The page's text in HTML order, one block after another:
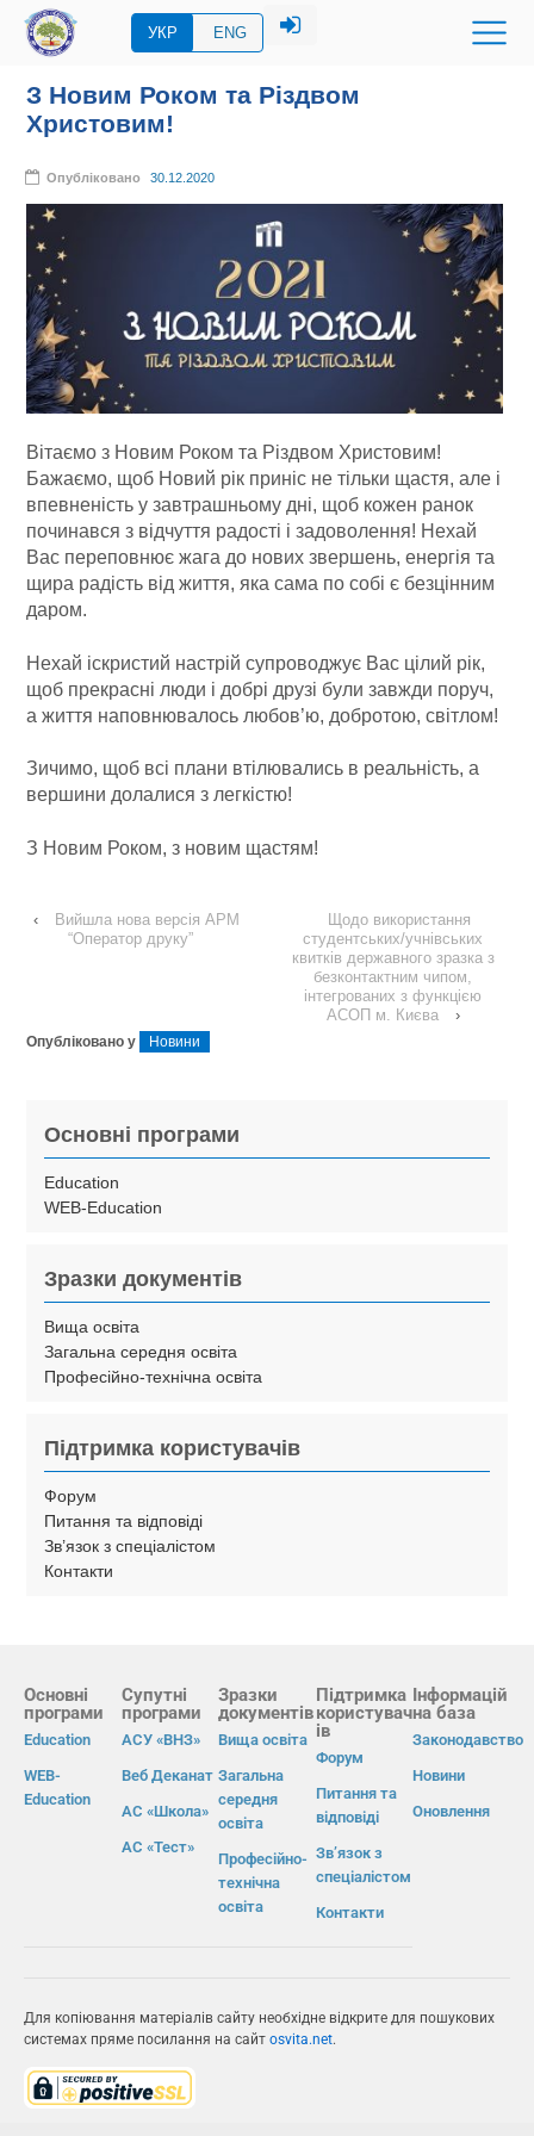
УКР ENG
З Новим Роком та Різдвом
Христовим!
Опубліковано 30.12.2020
Вітаємо з Новим Роком та Різдвом Христовим!
Бажаємо, щоб Новий рік приніс не тільки щастя, але і
впевненість у завтрашньому дні, щоб кожен ранок
починався з відчуття радості і задоволення! Нехай
Вас переповнює жага до нових звершень, енергія та
щира радість від життя, яка сама по собі є безцінним
даром.
Нехай іскристий настрій супроводжує Вас цілий рік,
щоб прекрасні люди і добрі друзі були завжди поруч,
а життя наповнювалось любов’ю, добротою, світлом!
Зичимо, щоб всі плани втілювались в реальність, а
вершини долалися з легкістю!
З Новим Роком, з новим щастям!
‹
Вийшла нова версія АРМ
“Оператор друку”
Щодо використання
студентських/учнівських
квитків державного зразка з
безконтактним чипом,
інтегрованих з функцією
АСОП м. Києва
›
Опубліковано у Новини
Основні програми
Education
WEB-Education
Зразки документів
Вища освіта
Загальна середня освіта
Професійно-технічна освіта
Підтримка користувачів
Форум
Питання та відповіді
Зв’язок з спеціалістом
Контакти
Основні
програми
Education
WEB-
Education
Супутні
програми
АСУ «ВНЗ»
Веб Деканат
АС «Школа»
АС «Тест»
Зразки
документів
Вища освіта
Загальна
середня
освіта
Професійно-
технічна
освіта
Підтримка
користувач
ів
Форум
Питання та
відповіді
Зв’язок з
спеціалістом
Контакти
Інформацій
на база
Законодавство
Новини
Оновлення
Для копіювання матеріалів сайту необхідне відкрите для пошукових
системах пряме посилання на сайт osvita.net.